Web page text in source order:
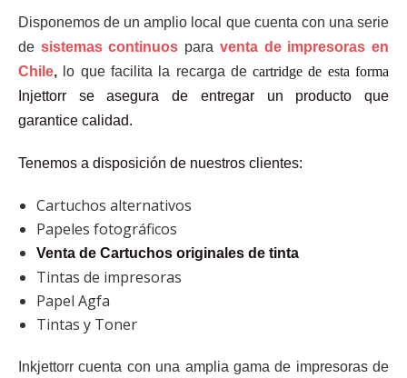
Disponemos de un amplio local que cuenta con una serie
de sistemas continuos para venta de impresoras en
Chile, lo que facilita la recarga decartridge de esta forma
Injettorr se asegura de entregar un producto que
garantice calidad.
Tenemos a disposición de nuestros clientes:
Cartuchos alternativos
Papeles fotográficos
Venta de Cartuchos originales de tinta
Tintas de impresoras
Papel Agfa
Tintas y Toner
Inkjettorr cuenta con una amplia gama de impresoras de